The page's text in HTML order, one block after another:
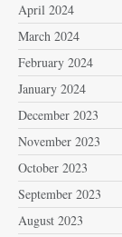
April 2024
March 2024
February 2024
January 2024
December 2023
November 2023
October 2023
September 2023
August 2023